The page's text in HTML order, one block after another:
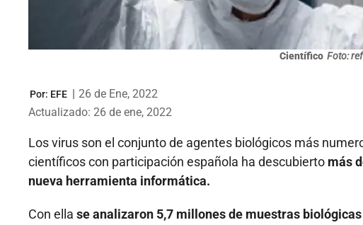
Científico Foto:
Por: EFE | 26 de Ene, 2022
Actualizado: 26 de ene, 2022
Los virus son el conjunto de agentes biológicos más
científicos con participación española ha descubierto más
nueva herramienta informática.
Con ella se analizaron 5,7 millones de muestras